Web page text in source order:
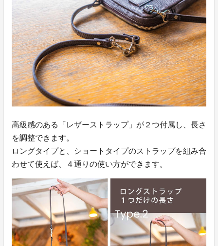
高級感のある「レザーストラップ」が２つ付属し、長さ
を調整できます。
ロングタイプと、ショートタイプのストラップを組み合
わせて使えば、４通りの使い方ができます。